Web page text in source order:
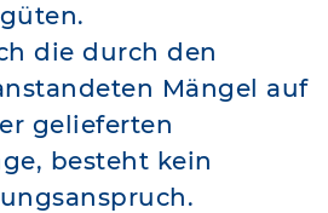
die durch den
Mängel auf
gelieferten
besteht kein